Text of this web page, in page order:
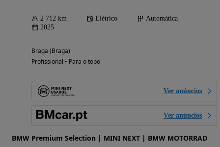
2 712 km Elétrico
Automática
2025
Braga (Braga)
Profissional • Para o topo
Ver anúncios
Ver anúncios
BMW Premium Selection | MINI NEXT | BMW MOTORRAD